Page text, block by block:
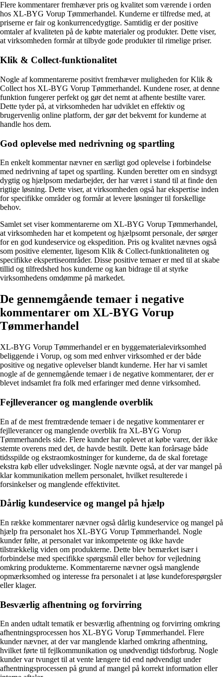
Flere kommentarer fremhæver pris og kvalitet som værende i orden
hos XL-BYG Vorup Tømmerhandel. Kunderne er tilfredse med, at
priserne er fair og konkurrencedygtige. Samtidig er der positive
omtaler af kvaliteten på de købte materialer og produkter. Dette viser,
at virksomheden formår at tilbyde gode produkter til rimelige priser.
Klik & Collect-funktionalitet
Nogle af kommentarerne positivt fremhæver muligheden for Klik &
Collect hos XL-BYG Vorup Tømmerhandel. Kundene roser, at denne
funktion fungerer perfekt og gør det nemt at afhente bestilte varer.
Dette tyder på, at virksomheden har udviklet en effektiv og
brugervenlig online platform, der gør det bekvemt for kunderne at
handle hos dem.
God oplevelse med nedrivning og spartling
En enkelt kommentar nævner en særligt god oplevelse i forbindelse
med nedrivning af tapet og spartling. Kunden beretter om en sindsygt
dygtig og hjælpsom medarbejder, der har været i stand til at finde den
rigtige løsning. Dette viser, at virksomheden også har ekspertise inden
for specifikke områder og formår at levere løsninger til forskellige
behov.
Samlet set viser kommentarerne om XL-BYG Vorup Tømmerhandel,
at virksomheden har et kompetent og hjælpsomt personale, der sørger
for en god kundeservice og ekspedition. Pris og kvalitet nævnes også
som positive elementer, ligesom Klik & Collect-funktionaliteten og
specifikke ekspertiseområder. Disse positive temaer er med til at skabe
tillid og tilfredshed hos kunderne og kan bidrage til at styrke
virksomhedens omdømme på markedet.
De gennemgående temaer i negative
kommentarer om XL-BYG Vorup
Tømmerhandel
XL-BYG Vorup Tømmerhandel er en byggematerialevirksomhed
beliggende i Vorup, og som med enhver virksomhed er der både
positive og negative oplevelser blandt kunderne. Her har vi samlet
nogle af de gennemgående temaer i de negative kommentarer, der er
blevet indsamlet fra folk med erfaringer med denne virksomhed.
Fejlleverancer og manglende overblik
En af de mest fremtrædende temaer i de negative kommentarer er
fejlleverancer og manglende overblik fra XL-BYG Vorup
Tømmerhandels side. Flere kunder har oplevet at købe varer, der ikke
stemte overens med det, de havde bestilt. Dette kan forårsage både
tidsspilde og ekstraomkostninger for kunderne, da de skal foretage
ekstra køb eller udvekslinger. Nogle nævnte også, at der var mangel på
klar kommunikation mellem personalet, hvilket resulterede i
forsinkelser og manglende effektivitet.
Dårlig kundeservice og mangel på hjælp
En række kommentarer nævner også dårlig kundeservice og mangel på
hjælp fra personalet hos XL-BYG Vorup Tømmerhandel. Nogle
kunder følte, at personalet var inkompetente og ikke havde
tilstrækkelig viden om produkterne. Dette blev bemærket især i
forbindelse med specifikke spørgsmål eller behov for vejledning
omkring produkterne. Kommentarerne nævner også manglende
opmærksomhed og interesse fra personalet i at løse kundeforespørgsler
eller klager.
Besværlig afhentning og forvirring
En anden udtalt tematik er besværlig afhentning og forvirring omkring
afhentningsprocessen hos XL-BYG Vorup Tømmerhandel. Flere
kunder nævner, at der var manglende klarhed omkring afhentning,
hvilket førte til fejlkommunikation og unødvendigt tidsforbrug. Nogle
kunder var tvunget til at vente længere tid end nødvendigt under
afhentningsprocessen på grund af mangel på korrekt information eller